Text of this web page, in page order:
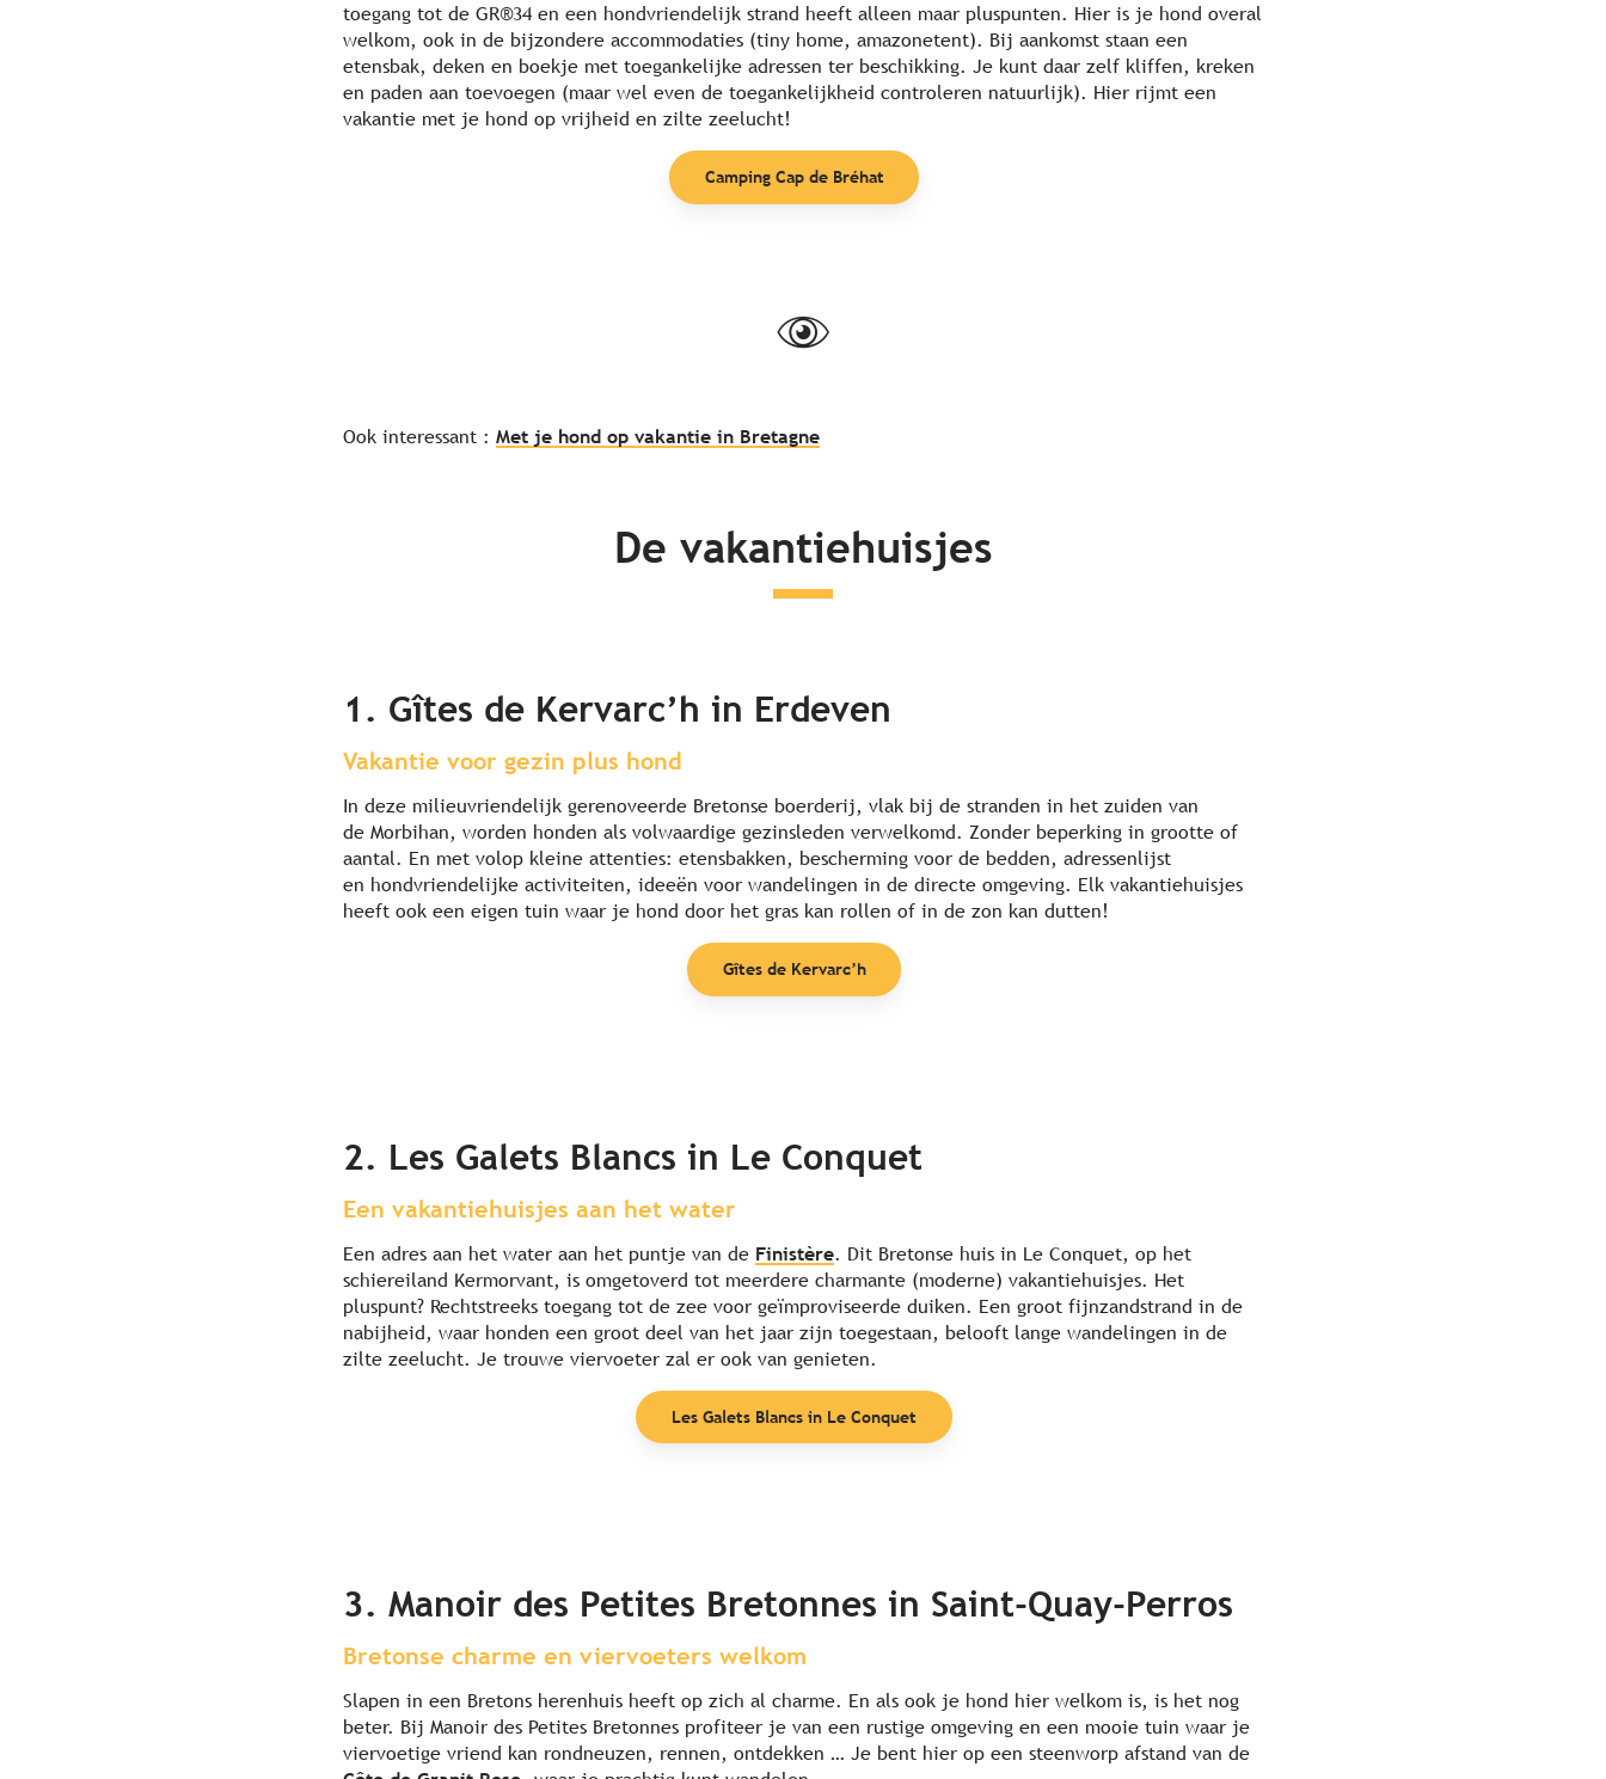
toegang tot de GR®34 en een hondvriendelijk strand heeft alleen maar pluspunten. Hier is je hond overal
welkom, ook in de bijzondere accommodaties (tiny home, amazonetent). Bij aankomst staan een
etensbak, deken en boekje met toegankelijke adressen ter beschikking. Je kunt daar zelf kliffen, kreken
en paden aan toevoegen (maar wel even de toegankelijkheid controleren natuurlijk). Hier rijmt een
vakantie met je hond op vrijheid en zilte zeelucht!
Camping Cap de Bréhat
Ook interessant : Met je hond op vakantie in Bretagne
De vakantiehuisjes
1. Gîtes de Kervarc’h in Erdeven
Vakantie voor gezin plus hond
In deze milieuvriendelijk gerenoveerde Bretonse boerderij, vlak bij de stranden in het zuiden van
de Morbihan, worden honden als volwaardige gezinsleden verwelkomd. Zonder beperking in grootte of
aantal. En met volop kleine attenties: etensbakken, bescherming voor de bedden, adressenlijst
en hondvriendelijke activiteiten, ideeën voor wandelingen in de directe omgeving. Elk vakantiehuisjes
heeft ook een eigen tuin waar je hond door het gras kan rollen of in de zon kan dutten!
Gîtes de Kervarc’h
2. Les Galets Blancs in Le Conquet
Een vakantiehuisjes aan het water
Een adres aan het water aan het puntje van de Finistère. Dit Bretonse huis in Le Conquet, op het
schiereiland Kermorvant, is omgetoverd tot meerdere charmante (moderne) vakantiehuisjes. Het
pluspunt? Rechtstreeks toegang tot de zee voor geïmproviseerde duiken. Een groot fijnzandstrand in de
nabijheid, waar honden een groot deel van het jaar zijn toegestaan, belooft lange wandelingen in de
zilte zeelucht. Je trouwe viervoeter zal er ook van genieten.
Les Galets Blancs in Le Conquet
3. Manoir des Petites Bretonnes in Saint-Quay-Perros
Bretonse charme en viervoeters welkom
Slapen in een Bretons herenhuis heeft op zich al charme. En als ook je hond hier welkom is, is het nog
beter. Bij Manoir des Petites Bretonnes profiteer je van een rustige omgeving en een mooie tuin waar je
viervoetige vriend kan rondneuzen, rennen, ontdekken … Je bent hier op een steenworp afstand van de